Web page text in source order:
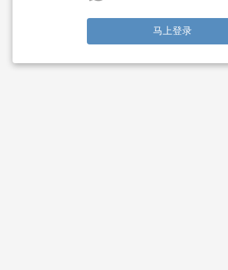
马上登录